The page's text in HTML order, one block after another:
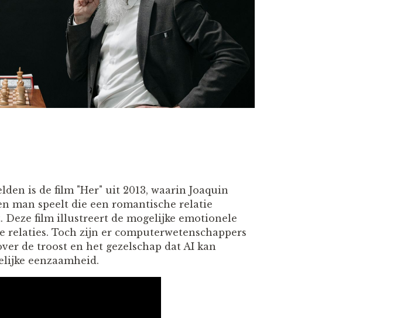
is de film "Her" uit 2013, waarin Joaquin
man speelt die een romantische relatie
Deze film illustreert de mogelijke emotionele
Toch zijn er computerwetenschappers
de troost en het gezelschap dat AI kan
eenzaamheid.